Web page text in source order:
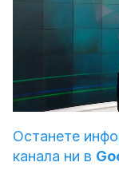
Останете
канала ни в